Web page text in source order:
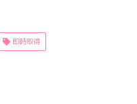
即時取得